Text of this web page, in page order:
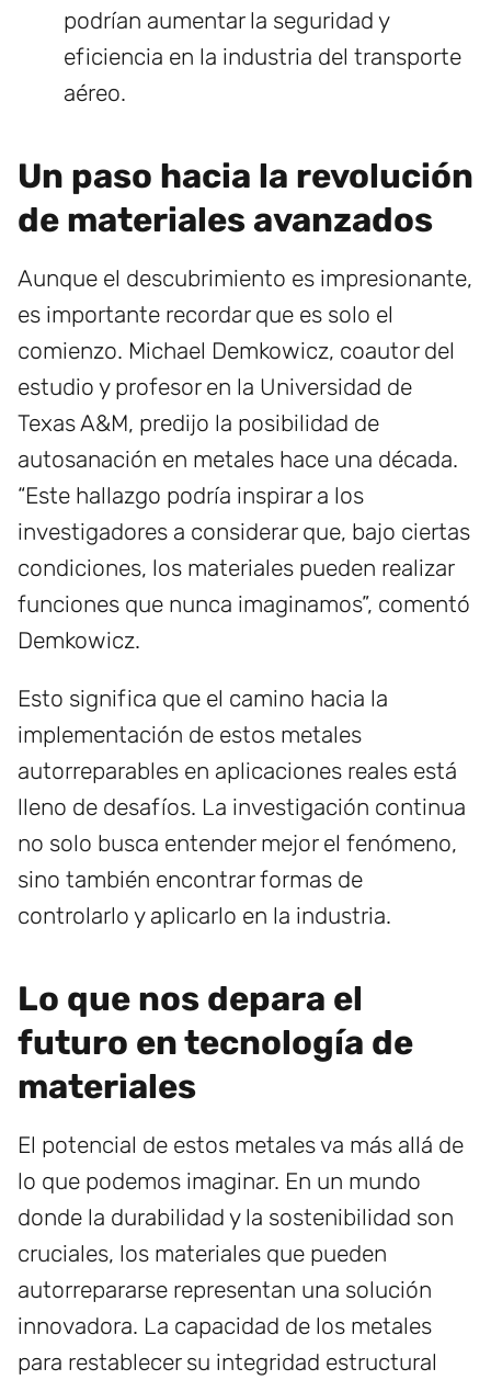
podrían aumentar la seguridad y
eficiencia en la industria del transporte
aéreo.
Un paso hacia la revolución
de materiales avanzados
Aunque el descubrimiento es impresionante,
es importante recordar que es solo el
comienzo. Michael Demkowicz, coautor del
estudio y profesor en la Universidad de
Texas A&M, predijo la posibilidad de
autosanación en metales hace una década.
“Este hallazgo podría inspirar a los
investigadores a considerar que, bajo ciertas
condiciones, los materiales pueden realizar
funciones que nunca imaginamos”, comentó
Demkowicz.
Esto significa que el camino hacia la
implementación de estos metales
autorreparables en aplicaciones reales está
lleno de desafíos. La investigación continua
no solo busca entender mejor el fenómeno,
sino también encontrar formas de
controlarlo y aplicarlo en la industria.
Lo que nos depara el
futuro en tecnología de
materiales
El potencial de estos metales va más allá de
lo que podemos imaginar. En un mundo
donde la durabilidad y la sostenibilidad son
cruciales, los materiales que pueden
autorrepararse representan una solución
innovadora. La capacidad de los metales
para restablecer su integridad estructural